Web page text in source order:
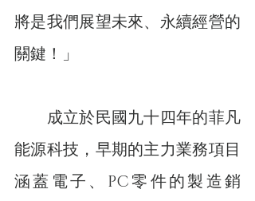
將是我們展望未來、永續經營的
關鍵！」
成立於民國九十四年的菲凡
能源科技，早期的主力業務項目
涵蓋電子、PC零件的製造銷